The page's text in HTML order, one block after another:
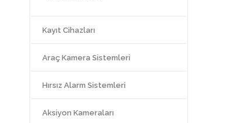
Kayıt Cihazları
Araç Kamera Sistemleri
Hırsız Alarm Sistemleri
Aksiyon Kameraları